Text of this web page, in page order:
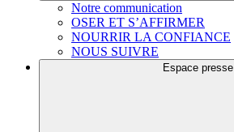
Notre communication
OSER ET S’AFFIRMER
NOURRIR LA CONFIANCE
NOUS SUIVRE
Espace presse